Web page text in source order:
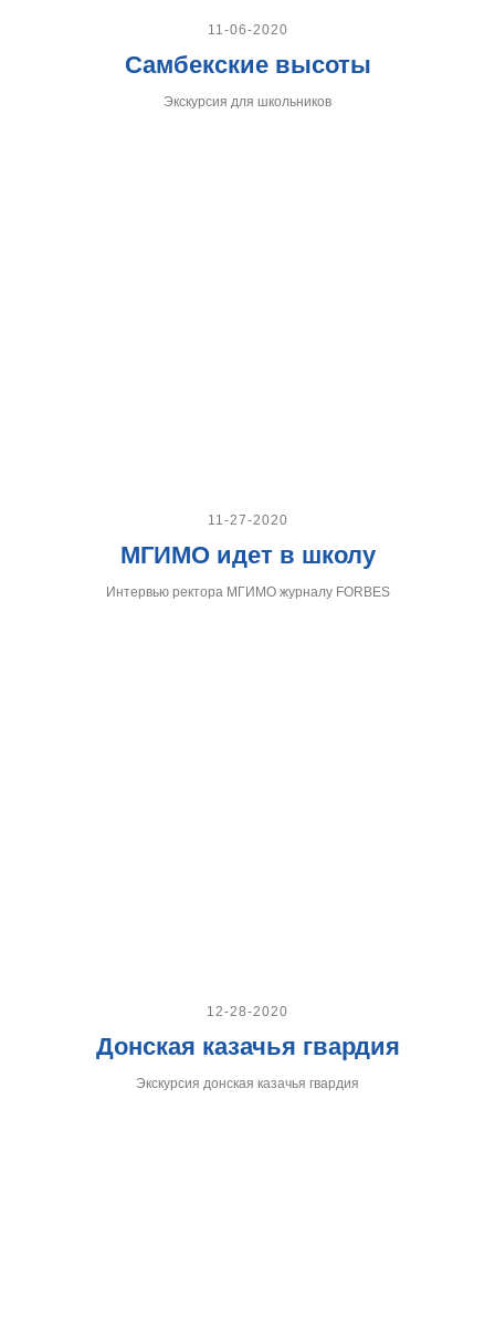
11-06-2020
Самбекские высоты
Экскурсия для школьников
11-27-2020
МГИМО идет в школу
Интервью ректора МГИМО журналу FORBES
12-28-2020
Донская казачья гвардия
Экскурсия донская казачья гвардия